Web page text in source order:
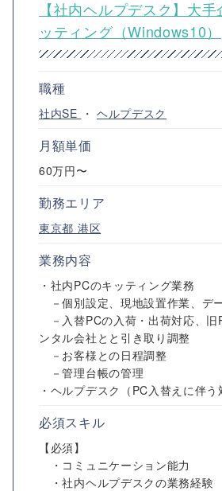
【社内ヘルプデスク】大
ッティング（Windows10）
職種
社内SE ・ ヘルプデスク
月額単価
60万円〜
勤務エリア
東京都 港区
業務内容
・社内PCのキッティング業務
－個別設定、現地設置作業、デ
－入替PCの入荷・出荷対応、旧
ンタル会社とと引き取り調整
－お客様との日程調整
－管理台帳の管理
・ヘルプデスク（PC入替えに伴う
必須スキル
【必須】
・コミュニケーション能力
・社内ヘルプデスクの業務経験